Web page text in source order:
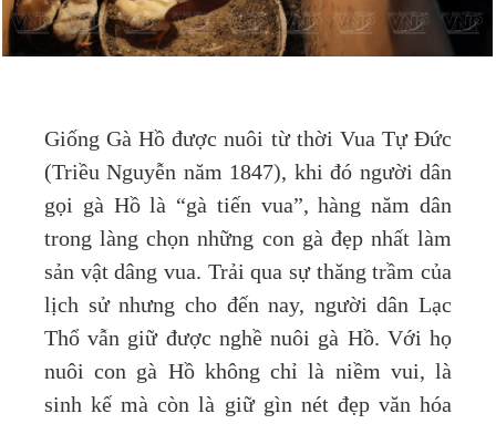
Giống Gà Hồ được nuôi từ thời Vua Tự Đức
(Triều Nguyễn năm 1847), khi đó người dân
gọi gà Hồ là “gà tiến vua”, hàng năm dân
trong làng chọn những con gà đẹp nhất làm
sản vật dâng vua. Trải qua sự thăng trầm của
lịch sử nhưng cho đến nay, người dân Lạc
Thổ vẫn giữ được nghề nuôi gà Hồ. Với họ
nuôi con gà Hồ không chỉ là niềm vui, là
sinh kế mà còn là giữ gìn nét đẹp văn hóa